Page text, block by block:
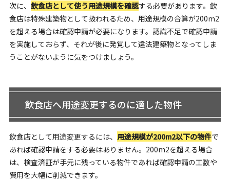
次に、 飲食店として使う用途規模を確認する必要があります。飲
食店は特殊建築物として扱われるため、用途規模の合算が200m2
を超える場合は確認申請が必要になります。認識不足で確認申請
を実施しておらず、それが後に発覚して違法建築物となってしま
うことがないように気をつけましょう。
飲食店へ用途変更するのに適した物件
飲食店として用途変更するには、 用途規模が200m2以下の物件で
あれば確認申請をする必要はありません。200m2を超える場合
は、検査済証が手元に残っている物件であれば確認申請の工数や
費用を大幅に削減できます。